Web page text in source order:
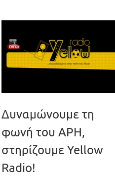
Δυναμώνουμε τη
φωνή του ΑΡΗ,
στηρίζουμε Yellow
Radio!